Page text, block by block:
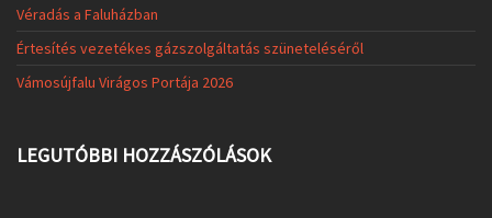
Véradás a Faluházban
Értesítés vezetékes gázszolgáltatás szüneteléséről
Vámosújfalu Virágos Portája 2026
LEGUTÓBBI HOZZÁSZÓLÁSOK